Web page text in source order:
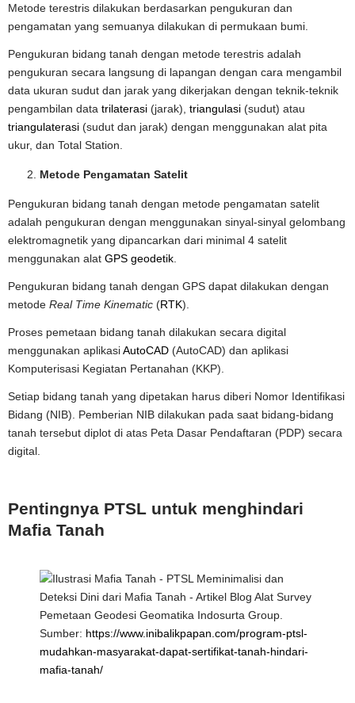
Metode terestris dilakukan berdasarkan pengukuran dan
pengamatan yang semuanya dilakukan di permukaan bumi.
Pengukuran bidang tanah dengan metode terestris adalah
pengukuran secara langsung di lapangan dengan cara mengambil
data ukuran sudut dan jarak yang dikerjakan dengan teknik-teknik
pengambilan data trilaterasi (jarak), triangulasi (sudut) atau
triangulaterasi (sudut dan jarak) dengan menggunakan alat pita
ukur, dan Total Station.
Metode Pengamatan Satelit
Pengukuran bidang tanah dengan metode pengamatan satelit
adalah pengukuran dengan menggunakan sinyal-sinyal gelombang
elektromagnetik yang dipancarkan dari minimal 4 satelit
menggunakan alat GPS geodetik
Pengukuran bidang tanah dengan GPS dapat dilakukan dengan
metode Real Time Kinematic (RTK).
Proses pemetaan bidang tanah dilakukan secara digital
menggunakan aplikasiAutoCAD (AutoCAD) dan aplikasi
Komputerisasi Kegiatan Pertanahan (KKP).
Setiap bidang tanah yang dipetakan harus diberi Nomor Identifikasi
Bidang (NIB). Pemberian NIB dilakukan pada saat bidang-bidang
tanah tersebut diplot di atas Peta Dasar Pendaftaran (PDP) secara
digital.
Pentingnya PTSL untuk menghindari
Mafia Tanah
Sumber: https://www.inibalikpapan.com/program-ptsl-
mudahkan-masyarakat-dapat-sertifikat-tanah-hindari-
mafia-tanah/